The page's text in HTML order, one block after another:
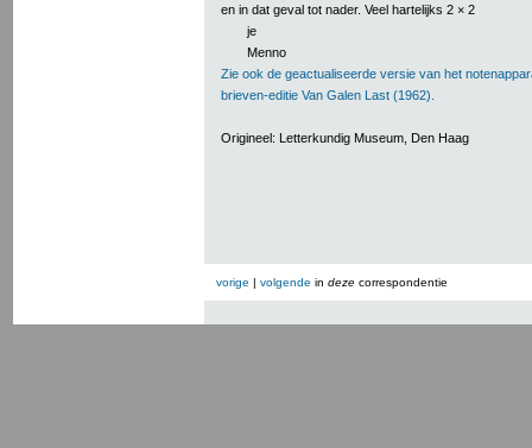
en in dat geval tot nader. Veel hartelijks 2 × 2
je
Menno
Zie ook de geactualiseerde versie van het
brieven-editie Van Galen Last (1962).
Origineel: Letterkundig Museum, Den Haag
vorige | volgende in deze correspondentie